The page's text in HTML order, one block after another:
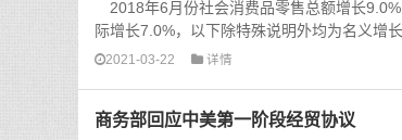
2018年6月份社会消费品零售总额增长
际增长7.0%，以下除特殊说明外均为名义增
2021-03-22 详情
商务部回应中美第一阶段经贸协议